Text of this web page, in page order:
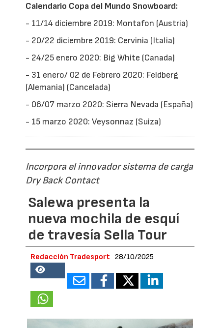
Calendario Copa del Mundo Snowboard:
- 11/14 diciembre 2019: Montafon (Austria)
- 20/22 diciembre 2019: Cervinia (Italia)
- 24/25 enero 2020: Big White (Canada)
- 31 enero/ 02 de Febrero 2020: Feldberg
(Alemania) (Cancelada)
- 06/07 marzo 2020: Sierra Nevada (España)
- 15 marzo 2020: Veysonnaz (Suiza)
Incorpora el innovador sistema de carga
Dry Back Contact
Salewa presenta la
nueva mochila de esquí
de travesía Sella Tour
Redacción Tradesport 28/10/2025
35488